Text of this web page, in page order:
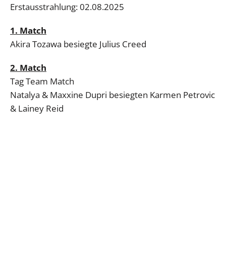
Erstausstrahlung: 02.08.2025
1. Match
Akira Tozawa besiegte Julius Creed
2. Match
Tag Team Match
Natalya & Maxxine Dupri besiegten Karmen Petrovic
& Lainey Reid